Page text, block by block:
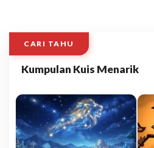
CARI TAHU
Kumpulan Kuis Menarik